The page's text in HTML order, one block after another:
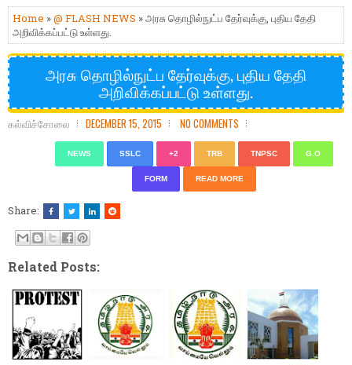
Home »@ FLASH NEWS » அரசு தொழில்நுட்ப தேர்வுக்கு, புதிய தேதி
அறிவிக்கப்பட்டு உள்ளது.
அரசு தொழில்நுட்ப தேர்வுக்கு, புதிய தேதி
அறிவிக்கப்பட்டு உள்ளது.
கல்விச்சோலை DECEMBER 15, 2015 NO COMMENTS
NEWS SSLC +2 TRB TNPSC G.O
FORM READ MORE
Share:
Related Posts: